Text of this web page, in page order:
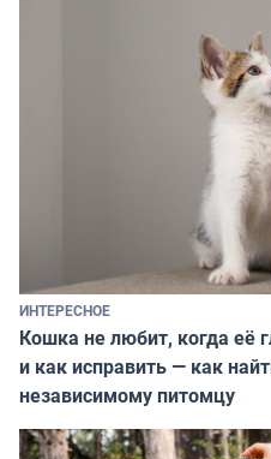
ИНТЕРЕСНОЕ
Кошка не любит, когда её
и как исправить — как
независимому питомцу